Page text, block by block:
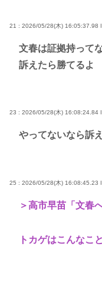
21 : 2026/05/28(木) 16:05:37.98
文春は証拠持って
訴えたら勝てるよ
23 : 2026/05/28(木) 16:08:24.84
やってないなら訴
25 : 2026/05/28(木) 16:08:45.23
＞高市早苗「文春
トカゲはこんなこ